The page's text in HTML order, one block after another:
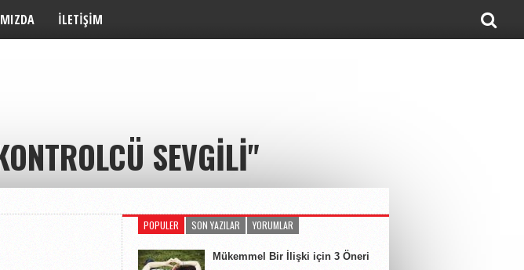
İLETIŞIM
SEVGILI"
POPULER SON YAZILAR YORUMLAR
Mükemmel Bir İlişki için 3 Öneri